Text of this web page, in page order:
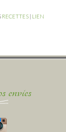
RECETTES | LIEN
envies